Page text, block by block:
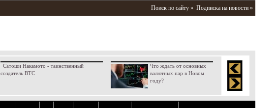
Поиск по сайту » Подписка на новости »
Сатоши Накамото - таинственный
создатель BTC
Что ждать от основных
валютных пар в Новом
году?